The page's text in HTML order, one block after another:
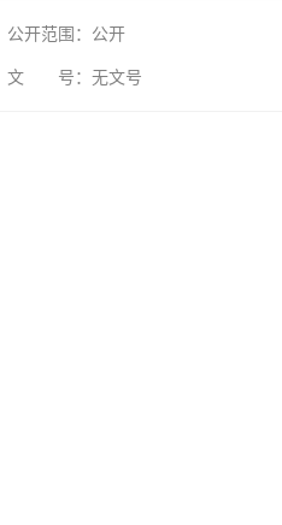
公开范围：公开
文 号：无文号